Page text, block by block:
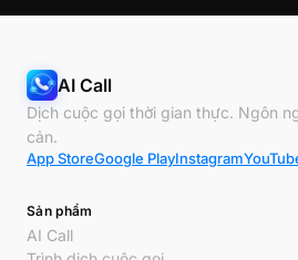
AI Call
Dịch cuộc gọi thời gian thực. Ngôn
cản.
App StoreGoogle PlayInstagram
Sản phẩm
AI Call